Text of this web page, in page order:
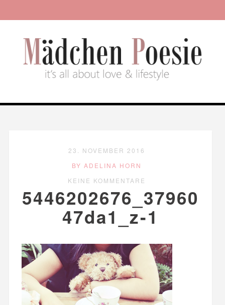
23. NOVEMBER 2016
BY ADELINA HORN
KEINE KOMMENTARE
5446202676_37960
47da1_z-1